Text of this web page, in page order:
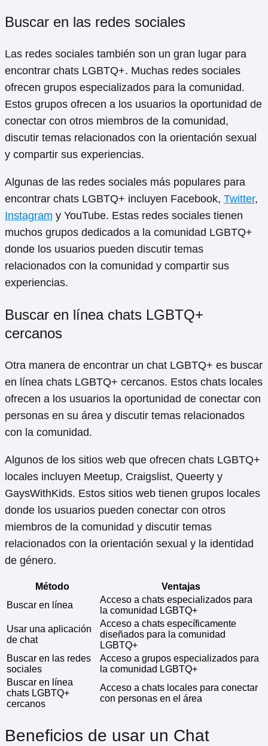
Buscar en las redes sociales
Las redes sociales también son un gran lugar para
encontrar chats LGBTQ+. Muchas redes sociales
ofrecen grupos especializados para la comunidad.
Estos grupos ofrecen a los usuarios la oportunidad de
conectar con otros miembros de la comunidad,
discutir temas relacionados con la orientación sexual
y compartir sus experiencias.
Algunas de las redes sociales más populares para
encontrar chats LGBTQ+ incluyen Facebook, Twitter,
Instagram y YouTube. Estas redes sociales tienen
muchos grupos dedicados a la comunidad LGBTQ+
donde los usuarios pueden discutir temas
relacionados con la comunidad y compartir sus
experiencias.
Buscar en línea chats LGBTQ+
cercanos
Otra manera de encontrar un chat LGBTQ+ es buscar
en línea chats LGBTQ+ cercanos. Estos chats locales
ofrecen a los usuarios la oportunidad de conectar con
personas en su área y discutir temas relacionados
con la comunidad.
Algunos de los sitios web que ofrecen chats LGBTQ+
locales incluyen Meetup, Craigslist, Queerty y
GaysWithKids. Estos sitios web tienen grupos locales
donde los usuarios pueden conectar con otros
miembros de la comunidad y discutir temas
relacionados con la orientación sexual y la identidad
de género.
Método
Ventajas
Buscar en línea
Acceso a chats especializados para
la comunidad LGBTQ+
Usar una aplicación
de chat
Acceso a chats específicamente
diseñados para la comunidad
LGBTQ+
Buscar en las redes
sociales
Acceso a grupos especializados para
la comunidad LGBTQ+
Buscar en línea
chats LGBTQ+
cercanos
Acceso a chats locales para conectar
con personas en el área
Beneficios de usar un Chat